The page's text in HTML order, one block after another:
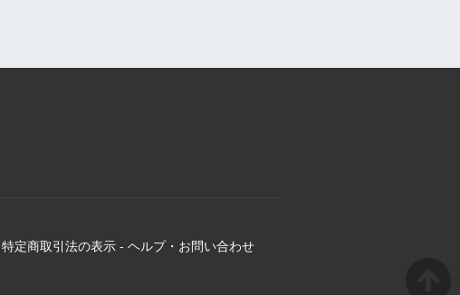
特定商取引法の表示 - ヘルプ・お問い合わせ